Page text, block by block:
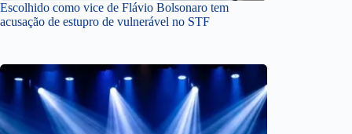
Escolhido como vice de Flávio Bolsonaro tem
acusação de estupro de vulnerável no STF